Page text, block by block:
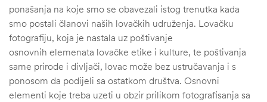
ponašanja na koje smo se obavezali istog trenutka kada
smo postali članovi naših lovačkih udruženja. Lovačku
fotografiju, koja je nastala uz poštivanje
osnovnih elemenata lovačke etike i kulture, te poštivanja
same prirode i divljači, lovac može bez ustručavanja i s
ponosom da podijeli sa ostatkom društva. Osnovni
elementi koje treba uzeti u obzir prilikom fotografisanja sa